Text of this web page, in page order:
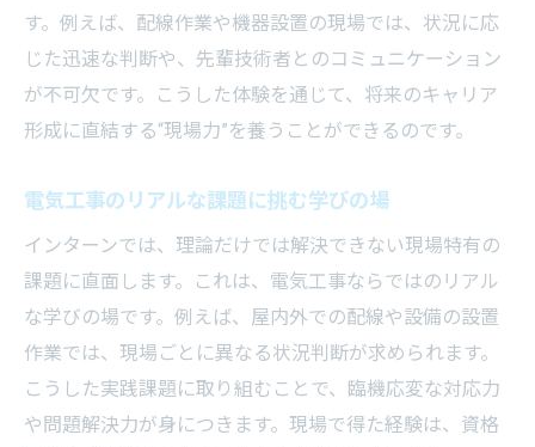
電気工事インターンがキャリア基盤を築く
要因
実践型電気工事インターンで将来性を高め
る方法
経験
電気工事のインターンが転職市場で有利な
理由
就職後も役立つ電気工事インターンの実務
力
電気工事インターンが職業選択に与える影
響
す。例えば、配線作業や機器設置の現場では、状況に応
じた迅速な判断や、先輩技術者とのコミュニケーション
が不可欠です。こうした体験を通じて、将来のキャリア
形成に直結する“現場力”を養うことができるのです。
電気工事のリアルな課題に挑む学びの場
インターンでは、理論だけでは解決できない現場特有の
課題に直面します。これは、電気工事ならではのリアル
な学びの場です。例えば、屋内外での配線や設備の設置
作業では、現場ごとに異なる状況判断が求められます。
こうした実践課題に取り組むことで、臨機応変な対応力
や問題解決力が身につきます。現場で得た経験は、資格